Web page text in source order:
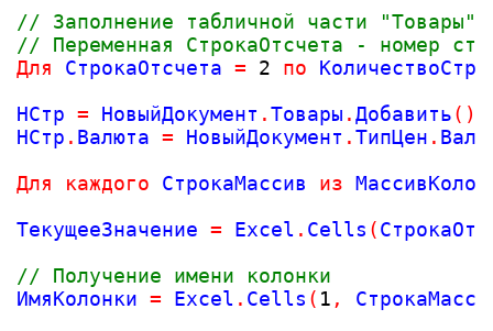
// Заполнение табличной части "Товары"
// Переменная СтрокаОтсчета - номер
Для СтрокаОтсчета = 2 по
НСтр = НовыйДокумент .Товары .Добавить( )
НСтр . Валюта = НовыйДокумент .ТипЦен .
Для
каждого СтрокаМассив из
ТекущееЗначение = Excel . Cells (
// Получение имени колонки
ИмяКолонки = Excel . Cells ( 1 ,